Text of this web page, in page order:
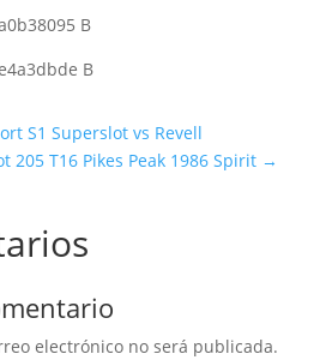
S1 Superslot vs Revell
205 T16 Pikes Peak 1986 Spirit →
electrónico no será publicada.